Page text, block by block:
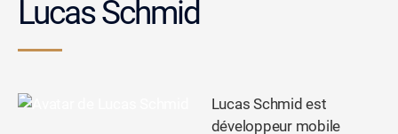
Lucas Schmid
Lucas Schmid est
développeur mobile